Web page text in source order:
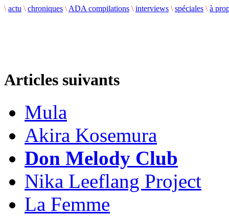
\ actu \ chroniques \ ADA compilations \ interviews \ spéciales \ à
Articles suivants
Mula
Akira Kosemura
Don Melody Club
Nika Leeflang Project
La Femme